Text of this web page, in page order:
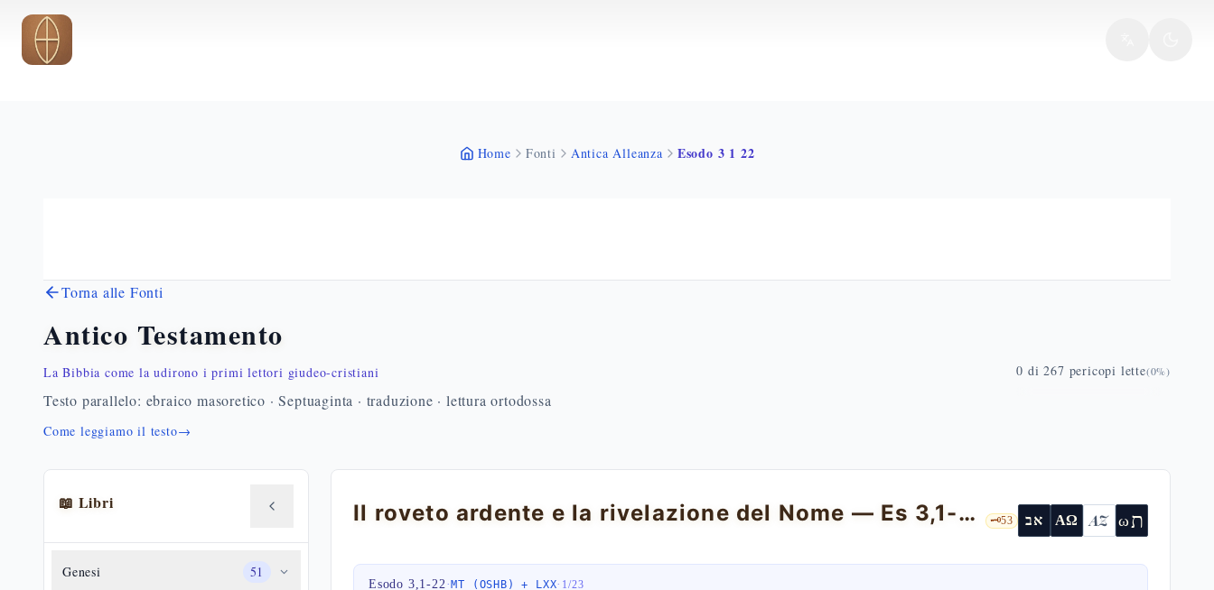
Vai al contenuto principale
Home Fonti Antica Alleanza Esodo 3 1 22
Torna alle Fonti
Antico Testamento
La Bibbia come la udirono i primi lettori giudeo-cristiani
Testo parallelo: ebraico masoretico · Septuaginta · traduzione · lettura ortodossa
Come leggiamo il testo→
0 di 267 pericopi lette(0%)
📖 Libri
Genesi 51
Il roveto ardente e la rivelazione del Nome — Es 3,1-22 🗝️53 אב ΑΩ AZ ωת
Esodo 3,1-22·MT (OSHB) + LXX· 1/23